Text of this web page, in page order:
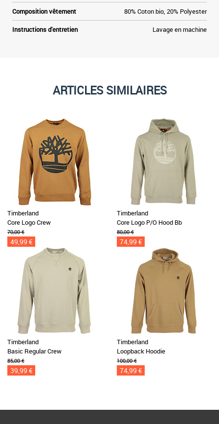
Composition vêtement 80% Coton bio, 20% Polyester
Instructions d'entretien Lavage en machine
ARTICLES SIMILAIRES
Timberland
Core Logo Crew
70,00 €
49,99 €
Timberland
Core Logo P/O Hood Bb
80,00 €
74,99 €
Timberland
Basic Regular Crew
85,00 €
39,99 €
Timberland
Loopback Hoodie
100,00 €
74,99 €